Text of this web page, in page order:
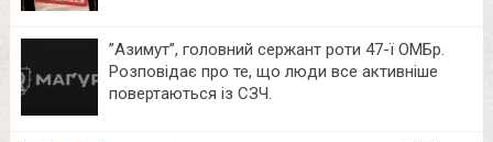
⁨”Азимут”, головний сержант роти 47-ї ОМБр.
Розповідає про те, що люди все активніше
повертаються із СЗЧ.